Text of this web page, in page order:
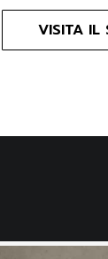
Nel corso del
una risorsa
censimento
trenta e
VISITA IL